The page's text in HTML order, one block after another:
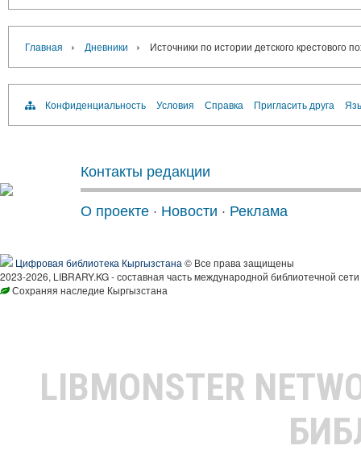
Главная › Дневники › Источники по истории детского крестового
Конфиденциальность Условия Справка Пригласить друга
Контакты редакции
О проекте · Новости · Реклама
Цифровая библиотека Кыргызстана © Все права защищены
2023-2026, LIBRARY.KG - составная часть международной библиотечной
Сохраняя наследие Кыргызстана
LIBMONSTER